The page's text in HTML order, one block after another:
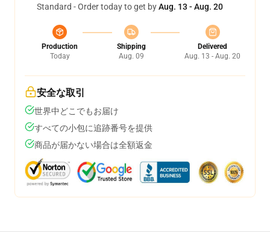
Standard - Order today to get byAug. 13 - Aug. 20
Production
Today
Shipping
Aug. 09
Delivered
Aug. 13 - Aug. 20
安全な取引
世界中どこでもお届け
すべての小包に追跡番号を提供
商品が届かない場合は全額返金